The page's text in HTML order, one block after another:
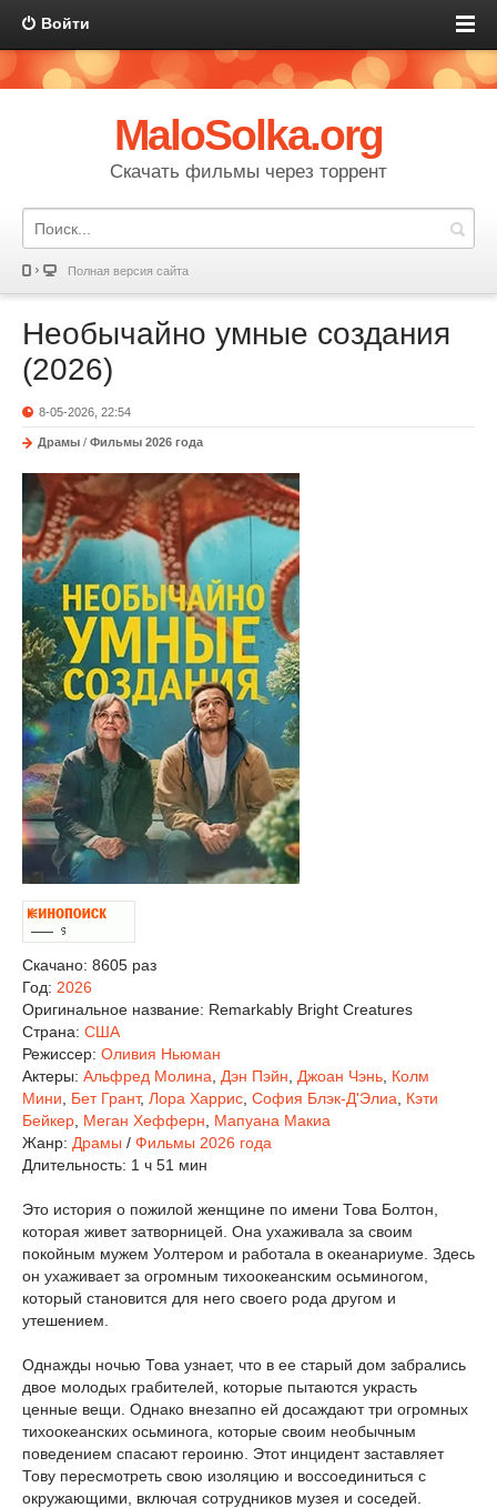
Войти
MaloSolka.org
Скачать фильмы через торрент
Полная версия сайта
Необычайно умные создания
(2026)
8-05-2026, 22:54
Драмы / Фильмы 2026 года
Скачано: 8605 раз
Год: 2026
Оригинальное название: Remarkably Bright Creatures
Страна: США
Режиссер: Оливия Ньюман
Актеры: Альфред Молина Дэн Пэйн Джоан Чэнь Колм
Мини
Бет Грант, Лора Харрис София Блэк-Д'Элиа
Кэти
Бейкер Меган Хефферн
Мапуана Макиа
Жанр: Драмы / Фильмы 2026 года
Длительность: 1 ч 51 мин
Это история о пожилой женщине по имени Това Болтон,
которая живет затворницей. Она ухаживала за своим
покойным мужем Уолтером и работала в океанариуме. Здесь
он ухаживает за огромным тихоокеанским осьминогом,
который становится для него своего рода другом и
утешением.
Однажды ночью Това узнает, что в ее старый дом забрались
двое молодых грабителей, которые пытаются украсть
ценные вещи. Однако внезапно ей досаждают три огромных
тихоокеанских осьминога, которые своим необычным
поведением спасают героиню. Этот инцидент заставляет
Тову пересмотреть свою изоляцию и воссоединиться с
окружающими, включая сотрудников музея и соседей.